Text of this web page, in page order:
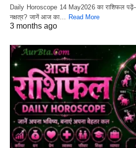
Daily Horoscope 14 May2026 का राशिफल
नक्षत्र? जानें आज का… Read More
3 months ago